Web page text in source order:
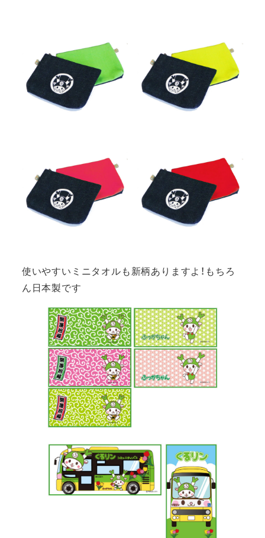
使いやすいミニタオルも新柄ありますよ！もちろ
ん日本製です